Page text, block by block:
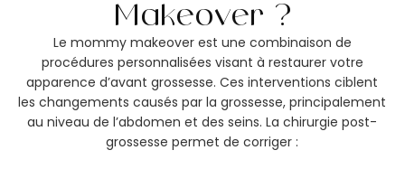
Makeover ?
Le mommy makeover est une combinaison de
procédures personnalisées visant à restaurer votre
apparence d’avant grossesse. Ces interventions ciblent
les changements causés par la grossesse, principalement
au niveau de l’abdomen et des seins. La chirurgie post-
grossesse permet de corriger :